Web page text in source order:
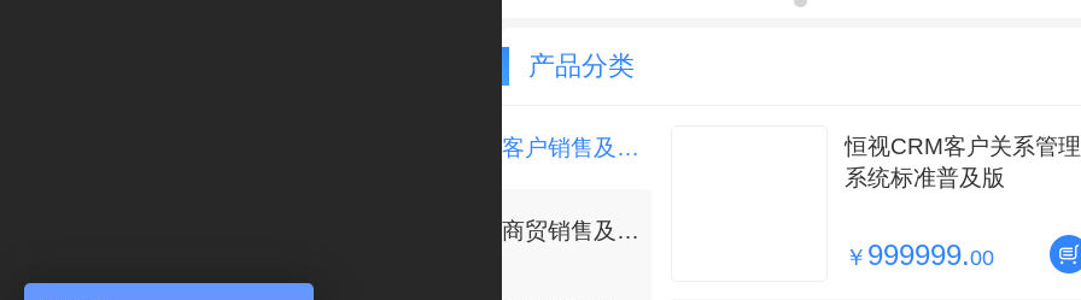
产品分类
客户销售及服务管理系统
商贸销售及服务管理系统
恒视CRM客户关系管理
系统标准普及版
￥ 999999.00